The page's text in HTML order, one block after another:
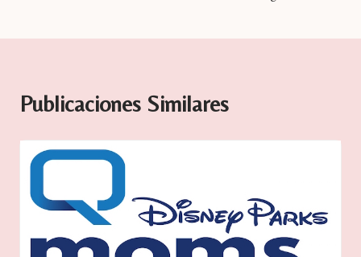
Publicaciones Similares